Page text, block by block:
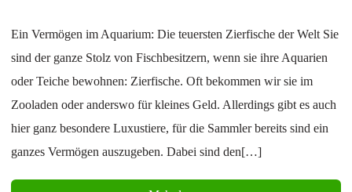
Ein Vermögen im Aquarium: Die teuersten Zierfische der Welt Sie
sind der ganze Stolz von Fischbesitzern, wenn sie ihre Aquarien
oder Teiche bewohnen: Zierfische. Oft bekommen wir sie im
Zooladen oder anderswo für kleines Geld. Allerdings gibt es auch
hier ganz besondere Luxustiere, für die Sammler bereits sind ein
ganzes Vermögen auszugeben. Dabei sind den[…]